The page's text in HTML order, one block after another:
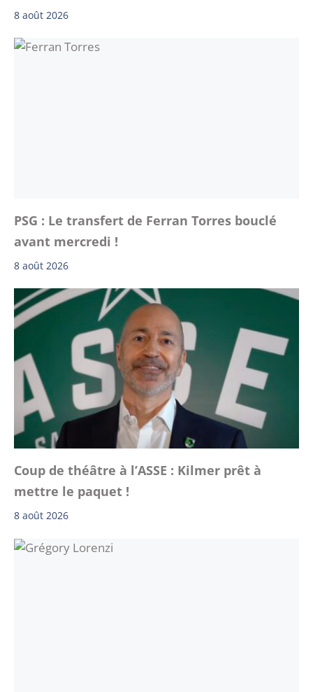
8 août 2026
PSG : Le transfert de Ferran Torres bouclé
avant mercredi !
8 août 2026
Coup de théâtre à l’ASSE : Kilmer prêt à
mettre le paquet !
8 août 2026